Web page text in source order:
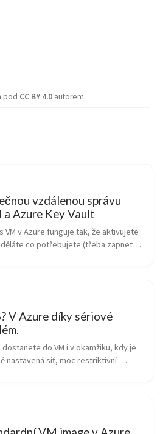
pod CC BY 4.0 autorem.
vzdálenou správu
Azure Key Vault
VM v Azure funguje tak, že aktivujete
co potřebujete (třeba zapnete
V Azure díky sériové
do VM i v okamžiku, kdy je
nastavená síť, moc restriktivní